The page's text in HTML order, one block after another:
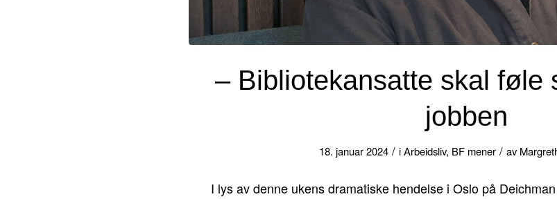
– Bibliotekansatte skal føle
jobben
18. januar 2024 / iArbeidsliv, BF mener / av
I lys av denne ukens dramatiske hendelse i Oslo på